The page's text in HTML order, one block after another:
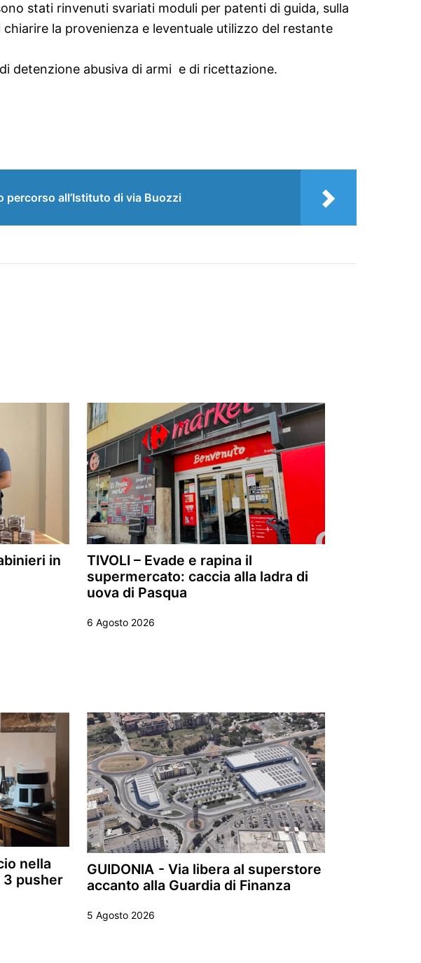
stati rinvenuti svariati moduli per patenti di guida, sulla
la provenienza e leventuale utilizzo del restante
detenzione abusiva di armi e di ricettazione.
percorso all’Istituto di via Buozzi
in
TIVOLI – Evade e rapina il
supermercato: caccia alla ladra di
uova di Pasqua
6 Agosto 2026
nella
3 pusher
GUIDONIA - Via libera al superstore
accanto alla Guardia di Finanza
5 Agosto 2026